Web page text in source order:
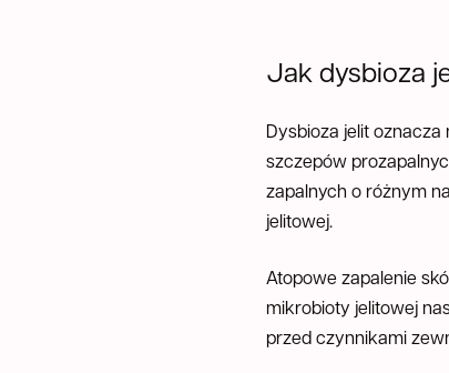
Jak dysbioza
Dysbioza jelit
szczepów
zapalnych o różnym
jelitowej.
Atopowe zapalenie
mikrobioty jelitowej
przed czynnikami